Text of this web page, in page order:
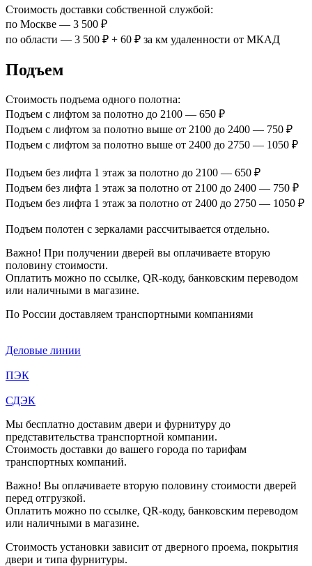
Стоимость доставки собственной службой:
по Москве — 3 500 ₽
по области — 3 500 ₽ + 60 ₽ за км удаленности от МКАД
Подъем
Стоимость подъема одного полотна:
Подъем с лифтом за полотно до 2100 — 650 ₽
Подъем с лифтом за полотно выше от 2100 до 2400 — 750 ₽
Подъем с лифтом за полотно выше от 2400 до 2750 — 1050 ₽
Подъем без лифта 1 этаж за полотно до 2100 — 650 ₽
Подъем без лифта 1 этаж за полотно от 2100 до 2400 — 750 ₽
Подъем без лифта 1 этаж за полотно от 2400 до 2750 — 1050 ₽
Подъем полотен с зеркалами рассчитывается отдельно.
Важно! При получении дверей вы оплачиваете вторую
половину стоимости.
Оплатить можно по ссылке, QR-коду, банковским переводом
или наличными в магазине.
По России доставляем транспортными компаниями
Деловые линии
ПЭК
СДЭК
Мы бесплатно доставим двери и фурнитуру до
представительства транспортной компании.
Стоимость доставки до вашего города по тарифам
транспортных компаний.
Важно! Вы оплачиваете вторую половину стоимости дверей
перед отгрузкой.
Оплатить можно по ссылке, QR-коду, банковским переводом
или наличными в магазине.
Стоимость установки зависит от дверного проема, покрытия
двери и типа фурнитуры.